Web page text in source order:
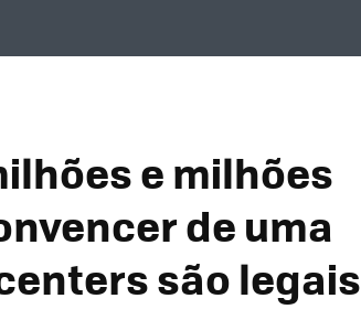
e milhões
de uma
são legais